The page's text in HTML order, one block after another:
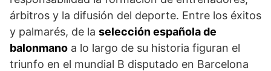
árbitros y la difusión del deporte. Entre los éxitos
y palmarés, de la selección española de
balonmano a lo largo de su historia figuran el
triunfo en el mundial B disputado en Barcelona